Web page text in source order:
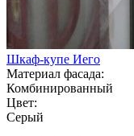
Шкаф-купе Иего
Материал фасада:
Комбинированный
Цвет:
Серый